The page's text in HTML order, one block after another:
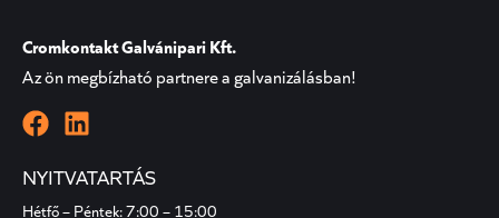
Cromkontakt Galvánipari Kft.
Az ön megbízható partnere a galvanizálásban!
NYITVATARTÁS
Hétfő – Péntek: 7:00 – 15:00